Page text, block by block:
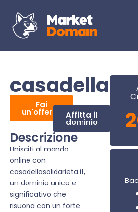
Fai
un'offerta Affitta il
dominio
Descrizione
Unisciti al mondo
online con
casadellasolidarieta.it,
un dominio unico e
significativo che
risuona con un forte